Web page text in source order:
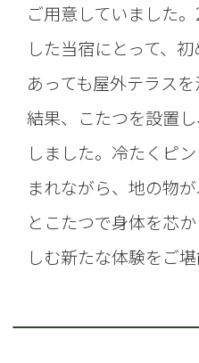
ご用意していました
した当宿にとって、
あっても屋外テラス
結果、こたつを設置
しました。冷たくピ
まれながら、地の物
とこたつで身体を芯
しむ新たな体験をご堪